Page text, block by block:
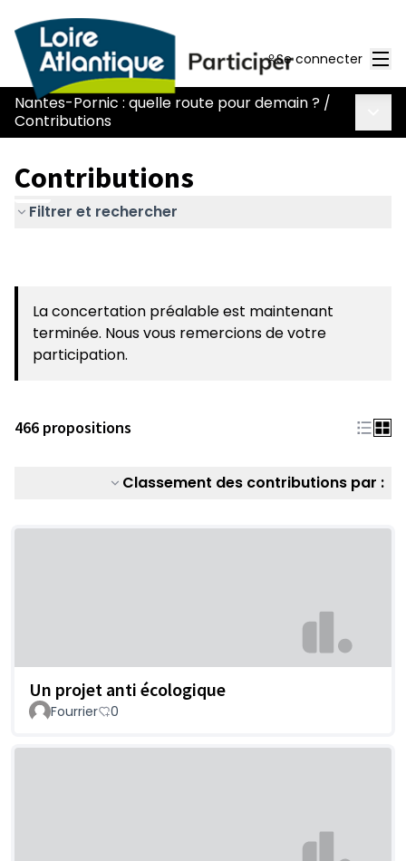
Se connecter
Nantes-Pornic : quelle route pour demain ? /
Contributions
Contributions
Filtrer et rechercher
La concertation préalable est maintenant
terminée. Nous vous remercions de votre
participation.
466 propositions
Classement des contributions par :
Un projet anti écologique
Fourrier 0